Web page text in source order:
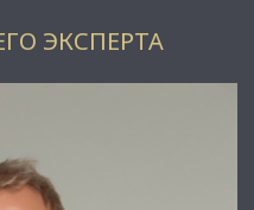
ЭКСПЕРТА